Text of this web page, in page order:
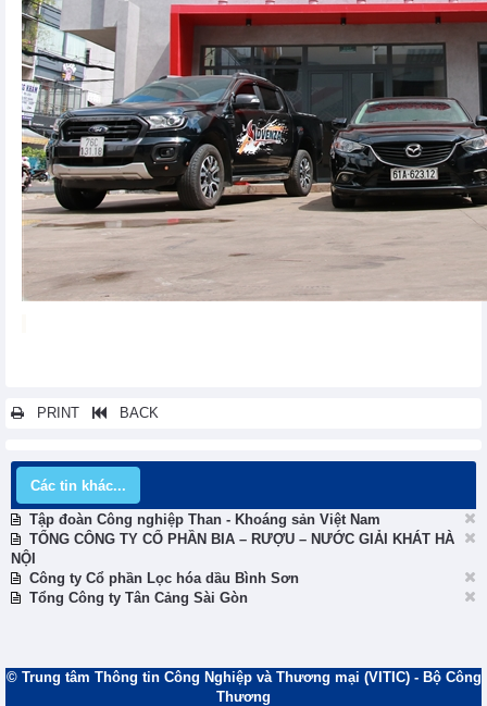
PRINT BACK
Các tin khác...
Tập đoàn Công nghiệp Than - Khoáng sản Việt Nam
TỔNG CÔNG TY CỔ PHẦN BIA – RƯỢU – NƯỚC GIẢI KHÁT HÀ
NỘI
Công ty Cổ phần Lọc hóa dầu Bình Sơn
Tổng Công ty Tân Cảng Sài Gòn
© Trung tâm Thông tin Công Nghiệp và Thương mại (VITIC) - Bộ Công
Thương